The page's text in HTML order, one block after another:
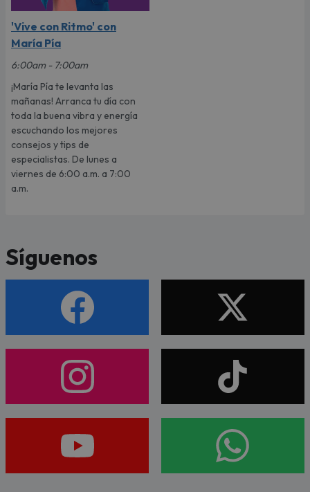
'Vive con Ritmo' con
María Pía
6:00am - 7:00am
¡María Pía te levanta las
mañanas! Arranca tu día con
toda la buena vibra y energía
escuchando los mejores
consejos y tips de
especialistas. De lunes a
viernes de 6:00 a.m. a 7:00
a.m.
Síguenos